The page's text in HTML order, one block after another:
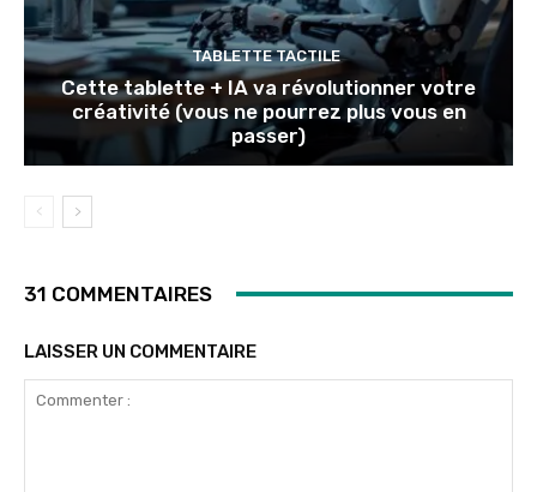
TABLETTE TACTILE
Cette tablette + IA va révolutionner votre
créativité (vous ne pourrez plus vous en
passer)
31 COMMENTAIRES
LAISSER UN COMMENTAIRE